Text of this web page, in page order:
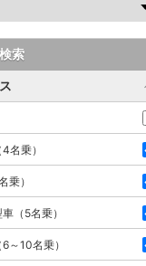
索
名乗）
乗）
（5名乗）
～10名乗）